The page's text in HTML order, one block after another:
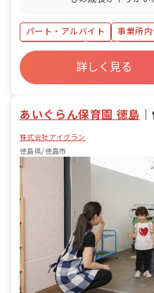
す。 ・食事・睡眠
着脱等 ・集団生活
・行事の計画・実
パート・アルバイト
事業所
福利厚生充実
有給
産休育
研修充実
詳しく見る
あいぐらん保育園 徳島
株式会社アイグラン
徳島県/徳島市